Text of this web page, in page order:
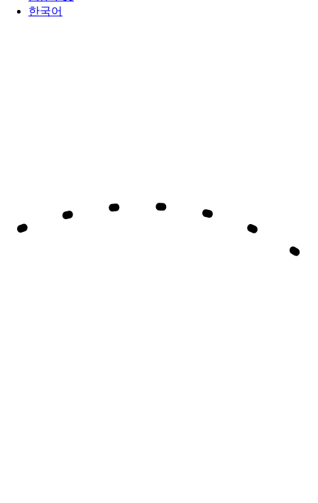
한국어